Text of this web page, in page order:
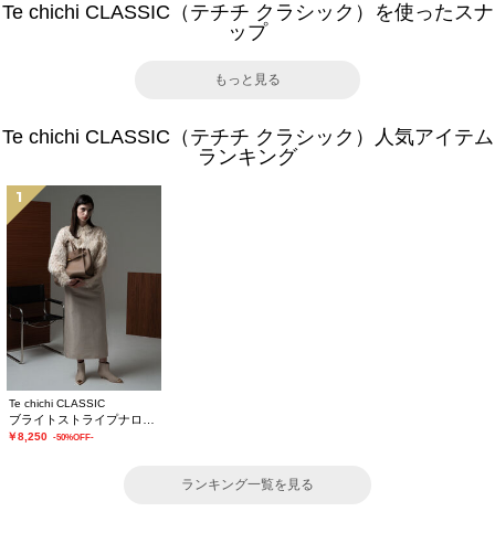
Te chichi CLASSIC（テチチ クラシック）を使ったスナ
ップ
もっと見る
Te chichi CLASSIC（テチチ クラシック）人気アイテム
ランキング
1
Te chichi CLASSIC
￥8,250 -50%OFF-
ランキング一覧を見る